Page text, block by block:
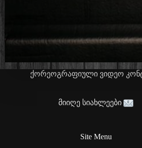
ქორეოგრაფიული ვიდეო
მიიღე სიახლეები
Site Menu